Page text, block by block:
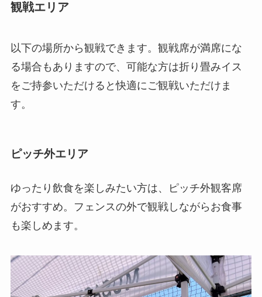
観戦エリア
以下の場所から観戦できます。観戦席が満席にな
る場合もありますので、可能な方は折り畳みイス
をご持参いただけると快適にご観戦いただけま
す。
ピッチ外エリア
ゆったり飲食を楽しみたい方は、ピッチ外観客席
がおすすめ。フェンスの外で観戦しながらお食事
も楽しめます。